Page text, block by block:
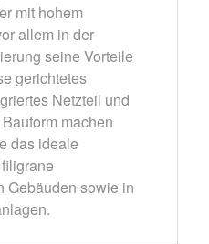
mit hohem
allem in der
seine Vorteile
gerichtetes
Netzteil und
machen
das ideale
Gebäuden sowie in